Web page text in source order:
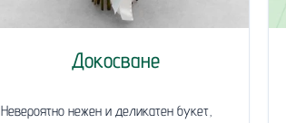
Докосване
Невероятно нежен и деликатен букет,